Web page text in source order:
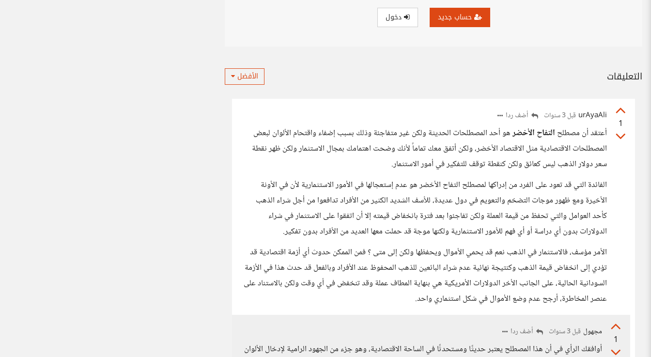
حساب جديد دخول
التعليقات الأفضل
1
urAyaAli قبل 3 سنوات أضف ردا
أعتقد أن مصطلح التفاح الأخضرهو أحد المصطلحات الحديثة ولكن غير متفاجئة وذلك بسبب إضفاء واقتحام الألوان لبعض
المصطلحات الاقتصادية مثل الاقتصاد الأخضر، ولكن أتفق معك تماماً لأنك وضحت اهتمامك بمجال الاستثمار ولكن ظهر نقطة
سعر دولار الذهب ليس كعائق ولكن كنقطة توقف للتفكير في أمور الاستثمار.
الفائدة التي قد تعود على الفرد من إدراكها لمصطلح التفاح الأخضر هو عدم إستعجالها في الأمور الاستثمارية لأن في الأونة
الأخيرة ومع ظهور موجات التضخم والتعويم في دول عديدة، للأسف الشديد الكثير من الأفراد تدافعوا من أجل شراء الذهب
كأحد العوامل والتي تحفظ من قيمة العملة ولكن تفاجئوا بعد فترة بانخفاض قيمته إلا أن اتفقوا على الاستثمار في شراء
الدولارات بدون أي دراسة أو أي فهم للأمور الاستثمارية ولكنها موجة قد حملت معها العديد من الأفراد بدون تفكير.
الأمر مؤسف، فالاستثمار في الذهب نعم قد يحمي الأموال ويحفظها ولكن إلى متى ؟ فمن الممكن حدوث أي أزمة اقتصادية قد
تؤدي إلى انخفاض قيمة الذهب وكنتيجة نهائية عدم شراء البائعين للذهب المحفوظ عند الأفراد وبالفعل قد حدث هذا في الأزمة
السودانية الحالية، على الجانب الأخر الدولارات الأمريكية هي بنهاية المطاف عملة وقد تنخفض في أي وقت ولكن بالاستناد على
عنصر المخاطرة، أرجح عدم وضع الأموال في شكل استثماري واحد.
1
مجهول قبل 3 سنوات أضف ردا
أوافقك الرأي في أن هذا المصطلح يعتبر حديثًا ومستحدثًا في الساحة الاقتصادية، وهو جزء من الجهود الرامية لإدخال الألوان